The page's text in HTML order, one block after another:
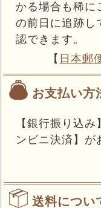
かる場合も稀に
の前日に追跡し
認できます。
【 日本郵
お支払い方
【銀行振り込
ンビニ決済】が
送料につい